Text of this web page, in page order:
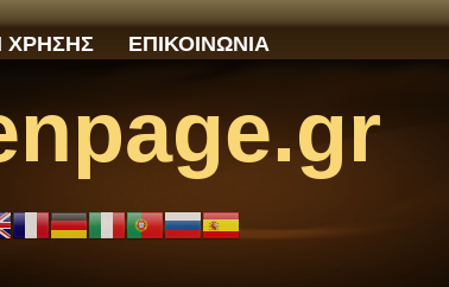
ΧΡΗΣΗΣ ΕΠΙΚΟΙΝΩΝΙΑ